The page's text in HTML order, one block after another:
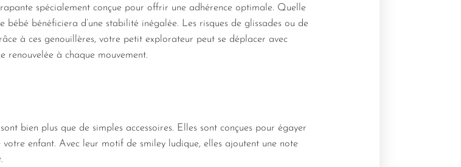
spécialement conçue pour offrir une adhérence optimale. Quelle
bénéficiera d’une stabilité inégalée. Les risques de glissades ou de
à ces genouillères, votre petit explorateur peut se déplacer avec
renouvelée à chaque mouvement.
bien plus que de simples accessoires. Elles sont conçues pour égayer
enfant. Avec leur motif de smiley ludique, elles ajoutent une note